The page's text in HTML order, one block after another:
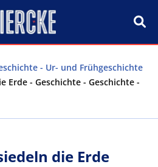
- Ur- und Frühgeschichte
Erde - Geschichte - Geschichte -
die Erde